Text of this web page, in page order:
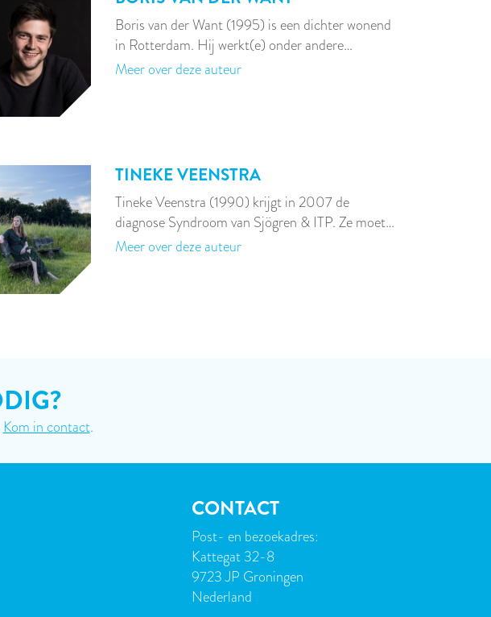
Boris van der Want (1995) is een dichter wonend
in Rotterdam. Hij werkt(e) onder andere…
Meer over deze auteur
TINEKE VEENSTRA
Tineke Veenstra (1990) krijgt in 2007 de
diagnose Syndroom van Sjögren & ITP. Ze moet…
Meer over deze auteur
Kom in contact.
CONTACT
Post- en bezoekadres:
Kattegat 32-8
9723 JP Groningen
Nederland